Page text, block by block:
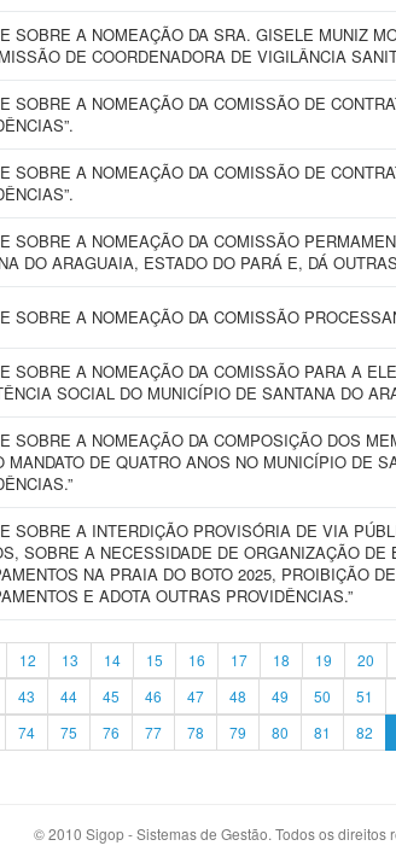
SOBRE A NOMEAÇÃO DA SRA. GISELE MUNIZ
DE COORDENADORA DE VIGILÂNCIA
SOBRE A NOMEAÇÃO DA COMISSÃO DE
SOBRE A NOMEAÇÃO DA COMISSÃO DE
SOBRE A NOMEAÇÃO DA COMISSÃO
DO ARAGUAIA, ESTADO DO PARÁ E, DÁ
SOBRE A NOMEAÇÃO DA COMISSÃO
SOBRE A NOMEAÇÃO DA COMISSÃO PARA A
SOCIAL DO MUNICÍPIO DE SANTANA DO
SOBRE A NOMEAÇÃO DA COMPOSIÇÃO DOS
MANDATO DE QUATRO ANOS NO MUNICÍPIO DE
SOBRE A INTERDIÇÃO PROVISÓRIA DE VIA
SOBRE A NECESSIDADE DE ORGANIZAÇÃO DE
NA PRAIA DO BOTO 2025, PROIBIÇÃO
E ADOTA OUTRAS PROVIDÊNCIAS.”
12 13 14 15 16 17 18 19 20
43 44 45 46 47 48 49 50 51
74 75 76 77 78 79 80 81 82
© 2010 Sigop - Sistemas de Gestão. Todos os direitos